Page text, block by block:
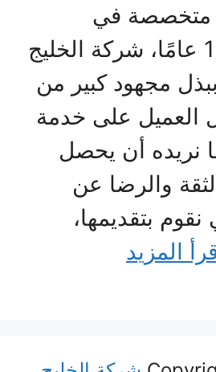
متخصصة في
المجال منذ 15 عامًا، شركة الخليج
مجهود كبير من
العميل على خدمة
نريده أن يحصل
والرضا عن
نقوم بتقديمها،
المزيد